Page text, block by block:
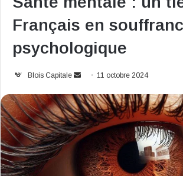
Français en
psychologique
Blois Capitale
Envoyer
courriel
11 octobre 2024